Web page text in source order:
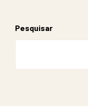
Pesquisar